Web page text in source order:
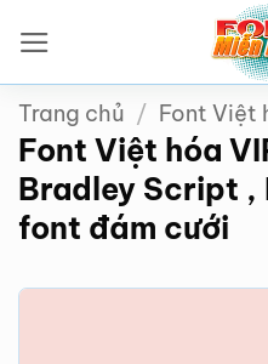
qua
nội
dung
Trang chủ / Font Việt
Font Việt hóa
Bradley Script ,
font đám cưới